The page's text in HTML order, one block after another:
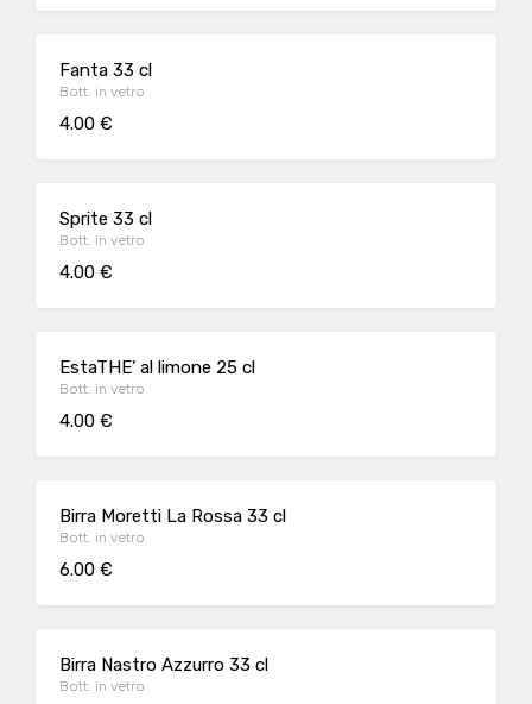
Fanta 33 cl
Bott. in vetro
4.00 €
Sprite 33 cl
Bott. in vetro
4.00 €
EstaTHE’ al limone 25 cl
Bott. in vetro
4.00 €
Birra Moretti La Rossa 33 cl
Bott. in vetro
6.00 €
Birra Nastro Azzurro 33 cl
Bott. in vetro